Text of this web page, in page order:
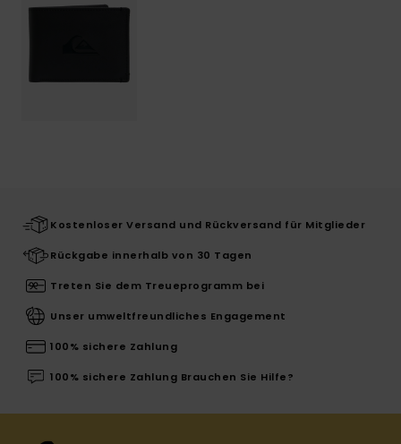
Kostenloser Versand und Rückversand für Mitglieder
Rückgabe innerhalb von 30 Tagen
Treten Sie dem Treueprogramm bei
Unser umweltfreundliches Engagement
100% sichere Zahlung
100% sichere Zahlung Brauchen Sie Hilfe?